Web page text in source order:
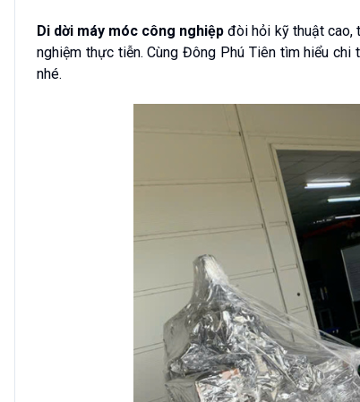
Di dời máy móc công nghiệp đòi hỏi kỹ thuật cao,
nghiệm thực tiễn. Cùng Đông Phú Tiên tìm hiểu
nhé.